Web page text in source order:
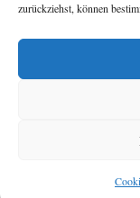
zurückziehst, können
Tierparadies
vorbehalten. Theme: